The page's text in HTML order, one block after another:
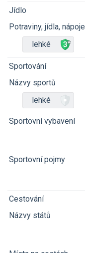
Jídlo
Potraviny, jídla, nápoje
lehké
Sportování
Názvy sportů
lehké
Sportovní vybavení
Sportovní pojmy
Cestování
Názvy států